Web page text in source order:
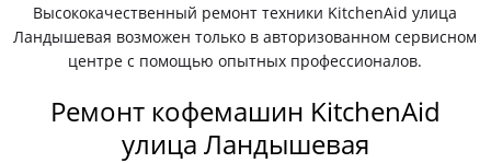
Высококачественный ремонт техники KitchenAid улица
Ландышевая возможен только в авторизованном сервисном
центре с помощью опытных профессионалов.
Ремонт кофемашин KitchenAid
улица Ландышевая